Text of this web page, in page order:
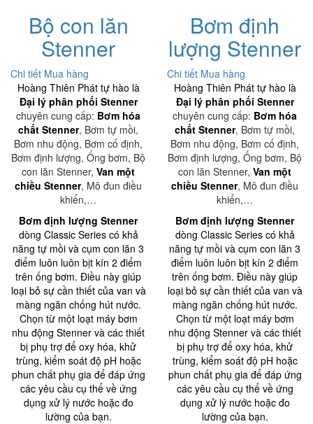
Bộ con lăn
Stenner
Chi tiết Mua hàng
Bơm định
lượng Stenner
Chi tiết Mua hàng
Hoàng Thiên Phát tự hào là
Đại lý phân phối Stenner
chuyên cung cấp: Bơm hóa
chất Stenner, Bơm tự mồi,
Bơm nhu động, Bơm cố định,
Bơm định lượng, Ống bơm, Bộ
con lăn Stenner, Van một
chiều Stenner, Mô đun điều
khiển,…
Bơm định lượng Stenner
dòng Classic Series có khả
năng tự mồi và cụm con lăn 3
điểm luôn luôn bịt kín 2 điểm
trên ống bơm. Điều này giúp
loại bỏ sự cần thiết của van và
màng ngăn chống hút nước.
Chọn từ một loạt máy bơm
nhu động Stenner và các thiết
bị phụ trợ để oxy hóa, khử
trùng, kiểm soát độ pH hoặc
phun chất phụ gia để đáp ứng
các yêu cầu cụ thể về ứng
dụng xử lý nước hoặc đo
lường của bạn.
Hoàng Thiên Phát tự hào là
Đại lý phân phối Stenner
chuyên cung cấp: Bơm hóa
chất Stenner, Bơm tự mồi,
Bơm nhu động, Bơm cố định,
Bơm định lượng, Ống bơm, Bộ
con lăn Stenner, Van một
chiều Stenner, Mô đun điều
khiển,…
Bơm định lượng Stenner
dòng Classic Series có khả
năng tự mồi và cụm con lăn 3
điểm luôn luôn bịt kín 2 điểm
trên ống bơm. Điều này giúp
loại bỏ sự cần thiết của van và
màng ngăn chống hút nước.
Chọn từ một loạt máy bơm
nhu động Stenner và các thiết
bị phụ trợ để oxy hóa, khử
trùng, kiểm soát độ pH hoặc
phun chất phụ gia để đáp ứng
các yêu cầu cụ thể về ứng
dụng xử lý nước hoặc đo
lường của bạn.